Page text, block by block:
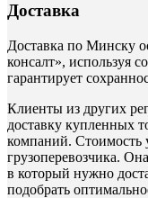
Доставка
Доставка по Минску
консалт», используя
гарантирует
Клиенты из других
доставку купленных
компаний. Стоимость
грузоперевозчика.
в который нужно
подобрать